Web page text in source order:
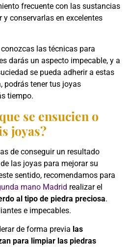
frecuente con las sustancias
conservarlas en excelentes
las técnicas para
darás un aspecto impecable, y a
se pueda adherir a estas
podrás tener tus joyas
tiempo.
se ensucien o
joyas?
de conseguir un resultado
las joyas para mejorar su
sentido, recomendamos para
mano Madrid realizar el
al tipo de piedra preciosa.
e impecables.
de forma previa las
para limpiar las piedras